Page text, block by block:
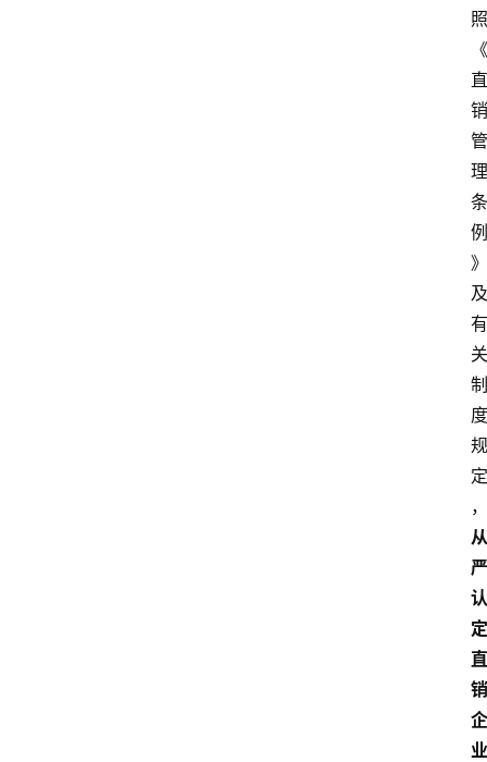
照
《
直
销
管
理
条
例
》
及
有
关
制
度
规
定
，
从
严
认
定
直
销
企
业